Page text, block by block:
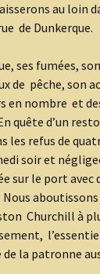
au loin
de Dunkerque.
ses fumées,
de pêche, son
en nombre et
quête d’un
les refus de
soir et
sur le port avec
aboutissons
Churchill à
la patronne